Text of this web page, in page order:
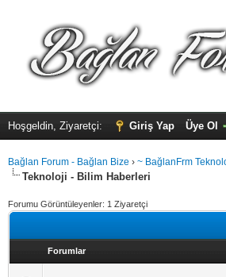
Hoşgeldin, Ziyaretçi: Giriş Yap Üye Ol
Bağlan Forum - Bağlan Bize › ~ BağlanFrm
Teknoloji - Bilim Haberleri
Forumu Görüntüleyenler: 1 Ziyaretçi
Forumlar